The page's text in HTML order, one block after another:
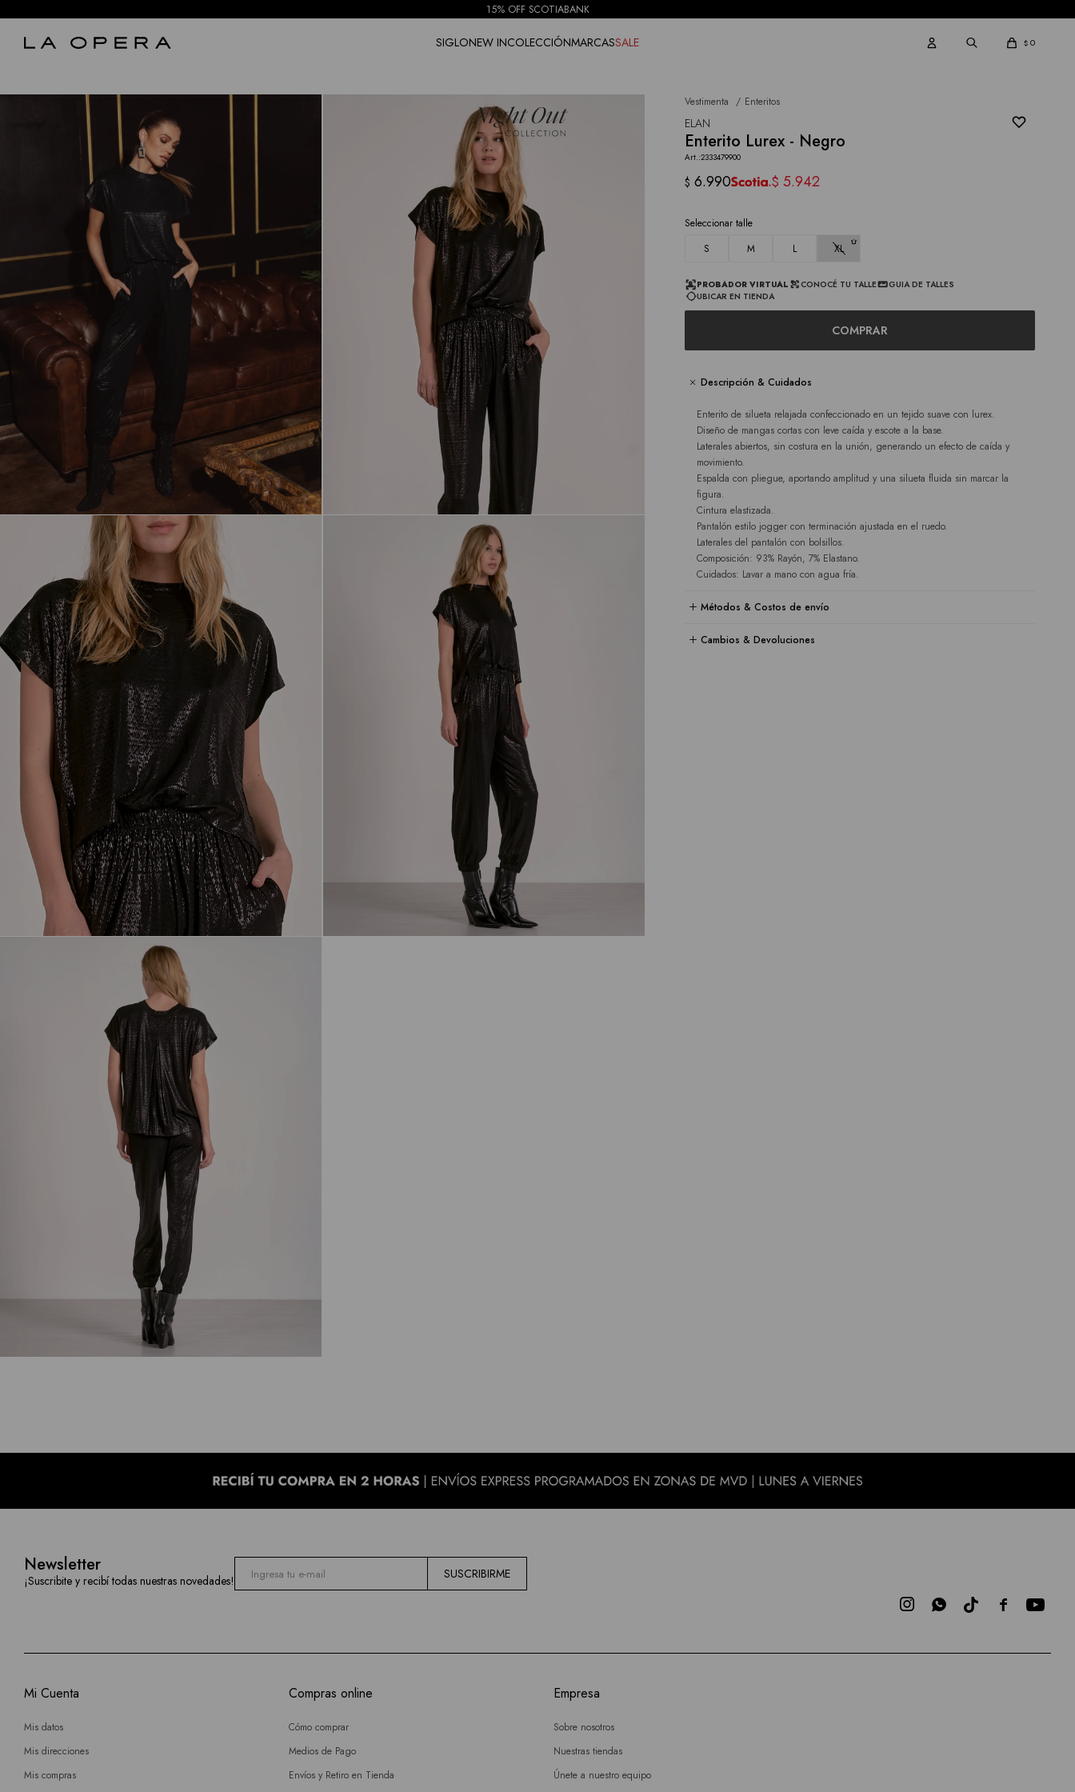
15% OFF SCOTIABANK
SIGLONEW INCOLECCIÓNMARCASSALE $ 0
Vestimenta Enteritos
ELAN
Enterito Lurex - Negro
2333479900
$ 6.990 $ 5.942
Seleccionar talle
S
M L XL
PROBADOR VIRTUAL CONOCÉ TU TALLE
GUIA DE TALLES
UBICAR EN TIENDA
COMPRAR
Descripción & Cuidados
Enterito de silueta relajada confeccionado en un tejido suave con lurex.
Diseño de mangas cortas con leve caída y escote a la base.
Laterales abiertos, sin costura en la unión, generando un efecto de caída y
movimiento.
Espalda con pliegue, aportando amplitud y una silueta fluida sin marcar la
figura.
Cintura elastizada.
Pantalón estilo jogger con terminación ajustada en el ruedo.
Laterales del pantalón con bolsillos.
Composición: 93% Rayón, 7% Elastano.
Cuidados: Lavar a mano con agua fría.
Métodos & Costos de envío
Cambios & Devoluciones
NOTIFICARME
Newsletter
¡Suscribite y recibí todas nuestras novedades! SUSCRIBIRME

 
Mi Cuenta
Mis datos
Mis direcciones
Mis compras
Compras online
Cómo comprar
Medios de Pago
Envíos y Retiro en Tienda
Empresa
Sobre nosotros
Nuestras tiendas
Únete a nuestro equipo